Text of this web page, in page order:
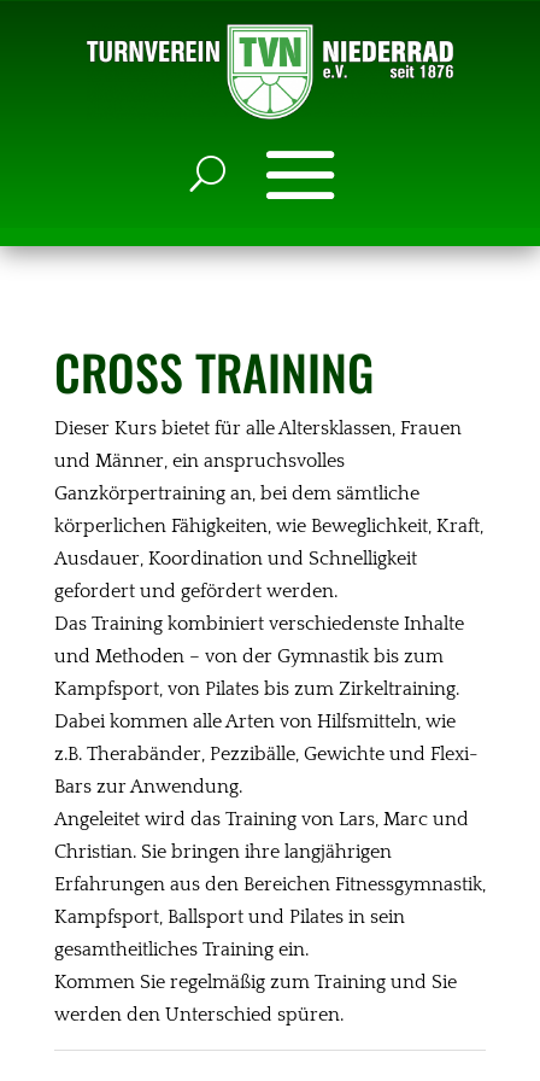
CROSS TRAINING
Dieser Kurs bietet für alle Altersklassen, Frauen
und Männer, ein anspruchsvolles
Ganzkörpertraining an, bei dem sämtliche
körperlichen Fähigkeiten, wie Beweglichkeit, Kraft,
Ausdauer, Koordination und Schnelligkeit
gefordert und gefördert werden.
Das Training kombiniert verschiedenste Inhalte
und Methoden – von der Gymnastik bis zum
Kampfsport, von Pilates bis zum Zirkeltraining.
Dabei kommen alle Arten von Hilfsmitteln, wie
z.B. Therabänder, Pezzibälle, Gewichte und Flexi-
Bars zur Anwendung.
Angeleitet wird das Training von Lars, Marc und
Christian. Sie bringen ihre langjährigen
Erfahrungen aus den Bereichen Fitnessgymnastik,
Kampfsport, Ballsport und Pilates in sein
gesamtheitliches Training ein.
Kommen Sie regelmäßig zum Training und Sie
werden den Unterschied spüren.